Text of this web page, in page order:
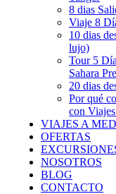
8 dias
Viaje 8
10 dias
lujo)
Tour 5
Sahara
20 dias
Por qué
con
VIAJES A
OFERTAS
NOSOTROS
BLOG
CONTACTO